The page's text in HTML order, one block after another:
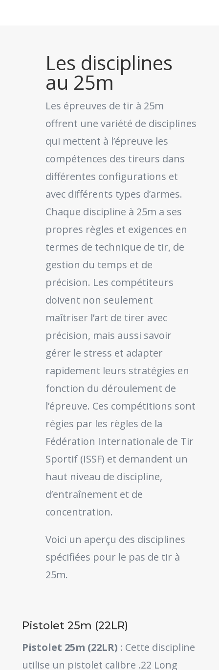
Les disciplines
au 25m
Les épreuves de tir à 25m
offrent une variété de disciplines
qui mettent à l’épreuve les
compétences des tireurs dans
différentes configurations et
avec différents types d’armes.
Chaque discipline à 25m a ses
propres règles et exigences en
termes de technique de tir, de
gestion du temps et de
précision. Les compétiteurs
doivent non seulement
maîtriser l’art de tirer avec
précision, mais aussi savoir
gérer le stress et adapter
rapidement leurs stratégies en
fonction du déroulement de
l’épreuve. Ces compétitions sont
régies par les règles de la
Fédération Internationale de Tir
Sportif (ISSF) et demandent un
haut niveau de discipline,
d’entraînement et de
concentration.
Voici un aperçu des disciplines
spécifiées pour le pas de tir à
25m.
Pistolet 25m (22LR)
Pistolet 25m (22LR) : Cette discipline
utilise un pistolet calibre .22 Long